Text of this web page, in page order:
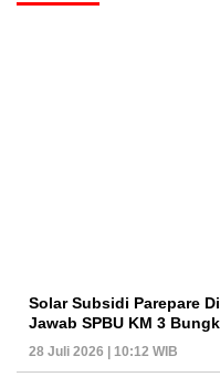
Solar Subsidi Parepare
Jawab SPBU KM 3
28 Juli 2026 | 10:12 WIB